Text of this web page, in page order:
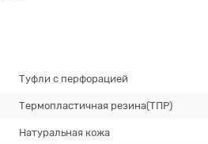
Туфли с перфорацией
Термопластичная резина(ТПР)
Натуральная кожа